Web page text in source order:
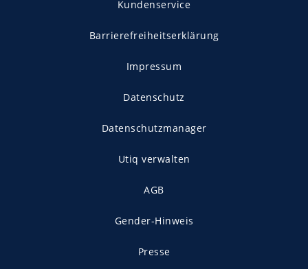
Kundenservice
Barrierefreiheitserklärung
Impressum
Datenschutz
Datenschutzmanager
Utiq verwalten
AGB
Gender-Hinweis
Presse